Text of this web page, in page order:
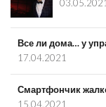
Все ли дома… у
17.04.2021
Смартфончик
15.04.2021